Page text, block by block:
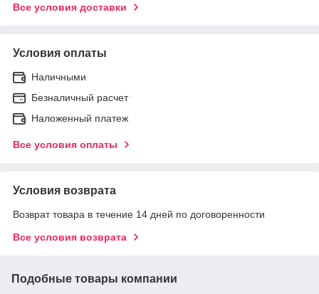
Все условия доставки
Условия оплаты
Наличными
Безналичный расчет
Наложенный платеж
Все условия оплаты
Условия возврата
Возврат товара в течение 14 дней по договоренности
Все условия возврата
Подобные товары компании